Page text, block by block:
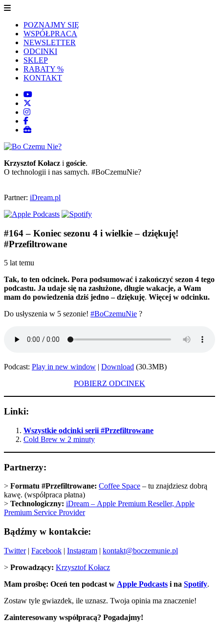
POZNAJMY SIĘ
WSPÓŁPRACA
NEWSLETTER
ODCINKI
SKLEP
RABATY %
KONTAKT
Krzysztof Kołacz i goście.
O technologii i nas samych. #BoCzemuNie?
Partner: iDream.pl
#164 – Koniec sezonu 4 i wielkie – dziękuję!
#Przefiltrowane
5 lat temu
Tak, to ten odcinek. Pora podsumować i zakończyć sezon 4 tego
podcastu. Ja udaje się na zasłużone, długie wakacje, a Wam
mam do powiedzenia dziś jedno – dziękuję. Więcej w odcinku.
Do usłyszenia w 5 sezonie! #BoCzemuNie ?
Podcast: Play in new window | Download (30.3MB)
POBIERZ ODCINEK
Linki:
Wszystkie odcinki serii #Przefiltrowane
Cold Brew w 2 minuty
Partnerzy:
> Formatu #Przefiltrowane: Coffee Space – tu znajdziesz dobrą
kawę. (współpraca płatna)
> Technologiczny: iDream – Apple Premium Reseller, Apple
Premium Service Provider
Bądźmy w kontakcie:
Twitter| Facebook | Instagram | kontakt@boczemunie.pl
> Prowadzący: Krzysztof Kołacz
Mam prośbę: Oceń ten podcast w Apple Podcasts i na Spotify.
Zostaw tyle gwiazdek, ile uznasz. Twoja opinia ma znaczenie!
Zainteresowany współpracą? Pogadajmy!